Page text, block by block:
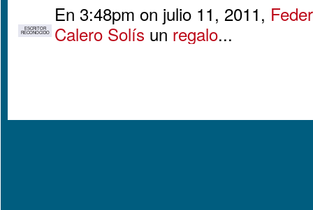
ESCRITOR
RECONOCIDO
En 3:48pm on julio 11, 2011,
Calero Solís un regalo...